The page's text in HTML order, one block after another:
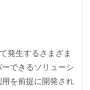
発生するさまざま
できるソリューシ
を前提に開発され